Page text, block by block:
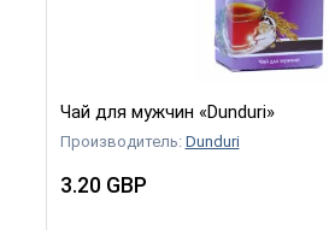
Чай для мужчин «Dunduri»
Производитель: Dunduri
3.20 GBP